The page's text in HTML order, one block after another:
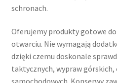
schronach.
Oferujemy produkty gotowe do
otwarciu. Nie wymagają
dzięki czemu doskonale
taktycznych, wypraw górskich,